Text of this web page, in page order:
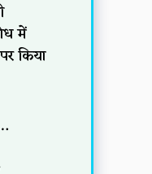
में
किया